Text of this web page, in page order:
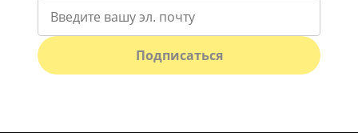
Подписаться